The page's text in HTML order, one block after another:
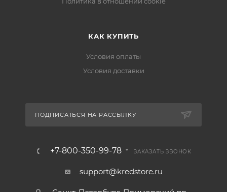
КАК КУПИТЬ
Условия оплаты
Условия доставки
ПОДПИСАТЬСЯ НА РАССЫЛКУ
+7-800-350-99-78 ЗАКАЗАТЬ ЗВОНОК
support@kredstore.ru